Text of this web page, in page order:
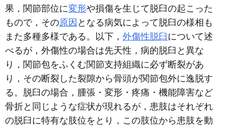
果，関節部位に変形や損傷を生じて脱臼の起こった
もので，その原因 となる病気によって脱臼の様相も
また多種多様である。以下， 外傷性脱臼 について述
べるが，外傷性の場合は先天性，病的脱臼と異な
り，関節包をふくむ関節支持組織に必ず断裂があ
り，その断裂した裂隙から骨頭が関節包外に逸脱す
る。脱臼の場合，腫張・変形・疼痛・機能障害など
骨折と同じような症状が現れるが，患肢はそれぞれ
の脱臼に特有な肢位をとり，この肢位から患肢を動